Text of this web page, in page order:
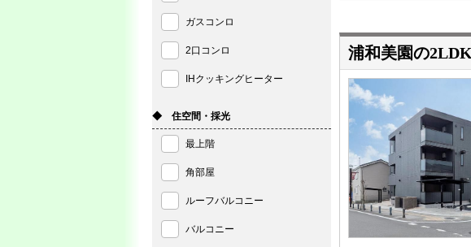
浦和美園の
ガスコンロ
2口コンロ
IHクッキングヒーター
◆ 住空間・採光
最上階
角部屋
ルーフバルコニー
バルコニー